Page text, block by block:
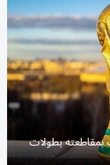
بمقاطعته بطولات